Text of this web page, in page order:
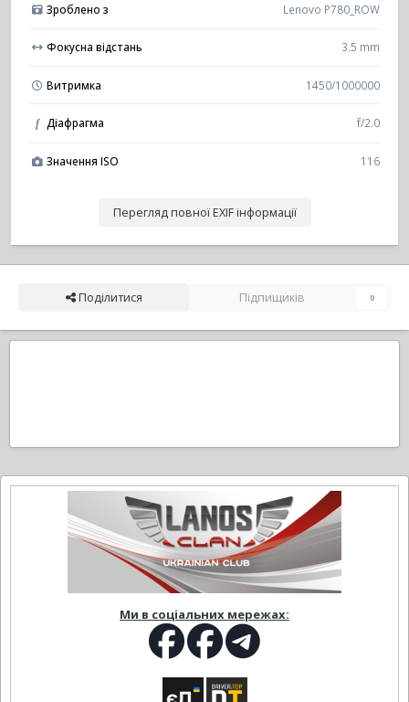
Зроблено з Lenovo P780_ROW
Фокусна відстань 3.5 mm
Витримка 1450/1000000
f Діафрагма f/2.0
Значення ISO 116
Перегляд повної EXIF інформації
Поділитися Підпищиків 0
Ми в соціальних мережах: